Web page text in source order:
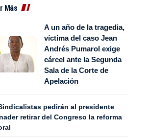
Más
A un año de la tragedia,
víctima del caso Jean
Andrés Pumarol exige
cárcel ante la Segunda
Sala de la Corte de
Apelación
pedirán al presidente
retirar del Congreso la reforma